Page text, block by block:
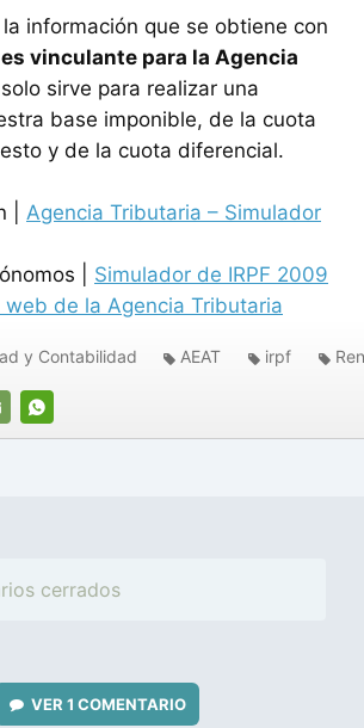
información que se obtiene con
vinculante para la Agencia
sirve para realizar una
base imponible, de la cuota
y de la cuota diferencial.
| Agencia Tributaria – Simulador
| Simulador de IRPF 2009
de la Agencia Tributaria
WHATSAPP
y Contabilidad AEAT irpf
cerrados
VER 1 COMENTARIO